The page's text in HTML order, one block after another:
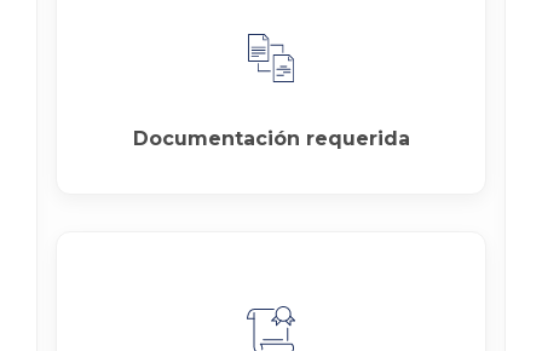
Documentación requerida